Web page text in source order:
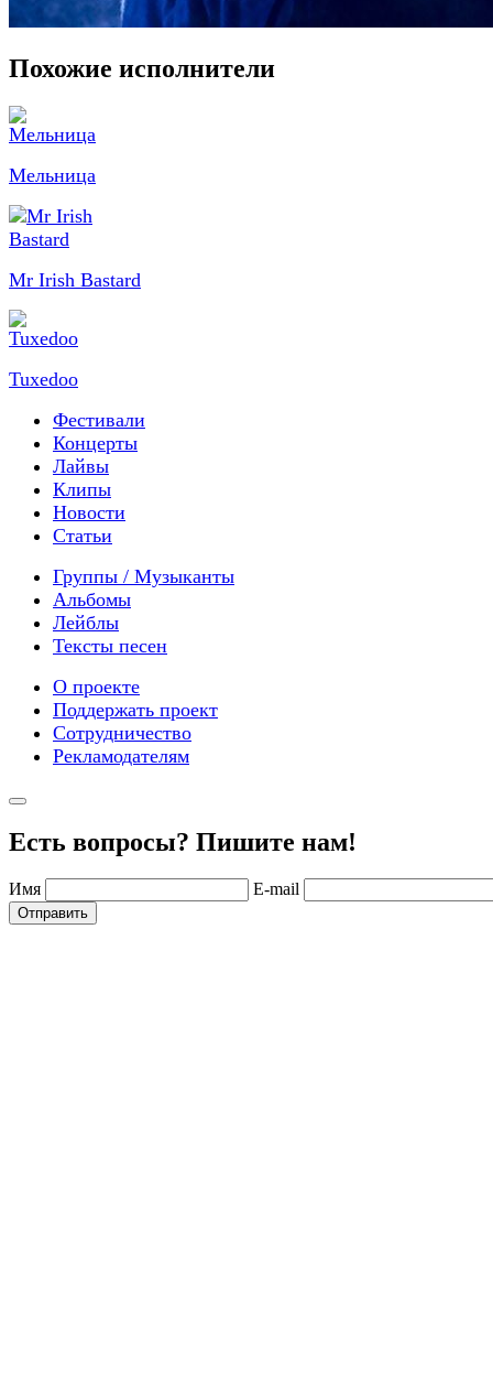
Похожие исполнители
Мельница
Mr Irish Bastard
Tuxedoo
Фестивали
Концерты
Лайвы
Клипы
Новости
Статьи
Группы / Музыканты
Альбомы
Лейблы
Тексты песен
О проекте
Поддержать проект
Сотрудничество
Рекламодателям
Есть вопросы? Пишите нам!
Имя E-mail